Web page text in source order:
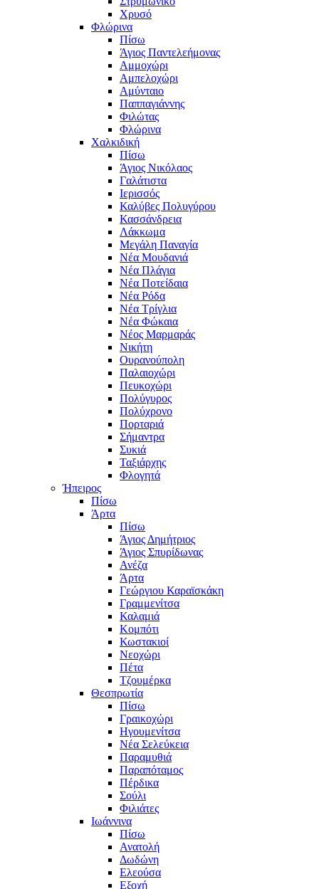
Χρυσό
Φλώρινα
Πίσω
Άγιος Παντελεήμονας
Αμμοχώρι
Αμπελοχώρι
Αμύνταιο
Παππαγιάννης
Φιλώτας
Φλώρινα
Χαλκιδική
Πίσω
Άγιος Νικόλαος
Γαλάτιστα
Ιερισσός
Καλύβες Πολυγύρου
Κασσάνδρεια
Λάκκωμα
Μεγάλη Παναγία
Νέα Μουδανιά
Νέα Πλάγια
Νέα Ποτείδαια
Νέα Ρόδα
Νέα Τρίγλια
Νέα Φώκαια
Νέος Μαρμαράς
Νικήτη
Ουρανούπολη
Παλαιοχώρι
Πευκοχώρι
Πολύγυρος
Πολύχρονο
Πορταριά
Σήμαντρα
Συκιά
Ταξιάρχης
Φλογητά
Ήπειρος
Πίσω
Άρτα
Πίσω
Άγιος Δημήτριος
Άγιος Σπυρίδωνας
Ανέζα
Άρτα
Γεώργιου Καραϊσκάκη
Γραμμενίτσα
Καλαμιά
Κομπότι
Κωστακιοί
Νεοχώρι
Πέτα
Τζουμέρκα
Θεσπρωτία
Πίσω
Γραικοχώρι
Ηγουμενίτσα
Νέα Σελεύκεια
Παραμυθιά
Παραπόταμος
Πέρδικα
Σούλι
Φιλιάτες
Ιωάννινα
Πίσω
Ανατολή
Δωδώνη
Ελεούσα
Εξοχή